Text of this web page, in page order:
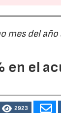
mes del
en el
2923